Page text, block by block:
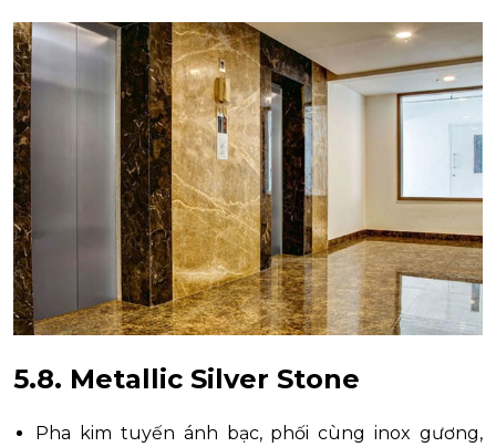
5.8. Metallic Silver Stone
Pha kim tuyến ánh bạc, phối cùng inox gương,